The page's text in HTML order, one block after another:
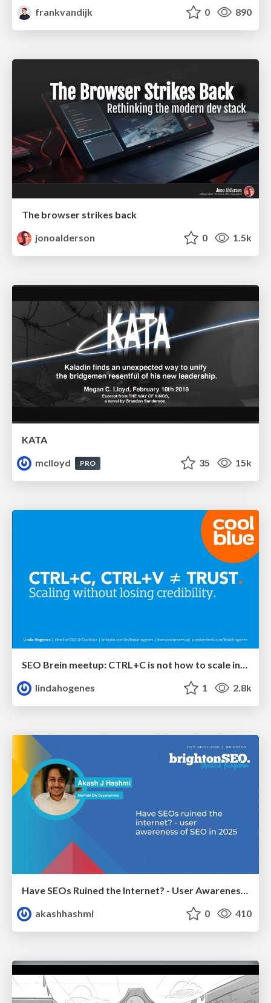
frankvandijk 0 890
The browser strikes back
jonoalderson
0 1.5k
KATA
mclloyd
PRO 35 15k
SEO Brein meetup: CTRL+C is not how to scale international SEO
lindahogenes
1 2.8k
Have SEOs Ruined the Internet? - User Awareness of SEO in 2025
akashhashmi
0 410